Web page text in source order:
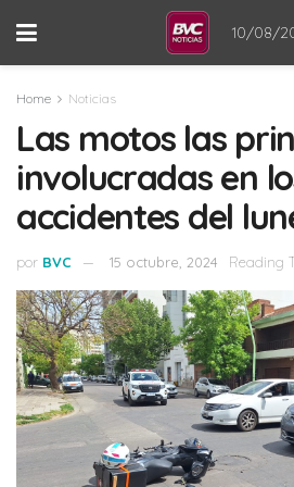
10/08/
Home Noticias
Las motos las
involucradas en
accidentes del
por BVC 15 octubre, 2024 Reading